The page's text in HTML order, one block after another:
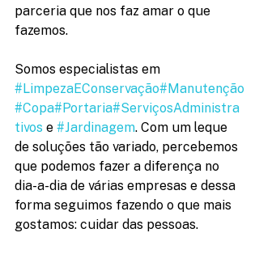
parceria que nos faz amar o que
fazemos.
Somos especialistas em
#LimpezaEConservação#Manutenção
#Copa#Portaria#ServiçosAdministra
tivos e #Jardinagem. Com um leque
de soluções tão variado, percebemos
que podemos fazer a diferença no
dia-a-dia de várias empresas e dessa
forma seguimos fazendo o que mais
gostamos: cuidar das pessoas.